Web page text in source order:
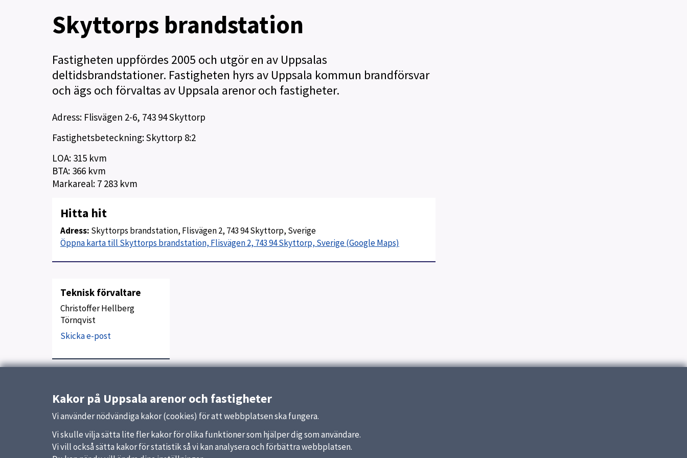
h
e
r
Skyttorps brandstation
Fastigheten uppfördes 2005 och utgör en av Uppsalas
deltidsbrandstationer. Fastigheten hyrs av Uppsala kommun brandförsvar
och ägs och förvaltas av Uppsala arenor och fastigheter.
Adress: Flisvägen 2-6, 743 94 Skyttorp
Fastighetsbeteckning: Skyttorp 8:2
LOA: 315 kvm
BTA: 366 kvm
Markareal: 7 283 kvm
Hitta hit
Adress: Skyttorps brandstation, Flisvägen 2, 743 94 Skyttorp, Sverige
Öppna karta till Skyttorps brandstation, Flisvägen 2, 743 94 Skyttorp, Sverige (Google Maps)
Teknisk förvaltare
Christoffer Hellberg
Törnqvist
Skicka e-post
Kakor på Uppsala arenor och fastigheter
Vi använder nödvändiga kakor (cookies) för att webbplatsen ska fungera.
Vi skulle vilja sätta lite fler kakor för olika funktioner som hjälper dig som användare.
Vi vill också sätta kakor för statistik så vi kan analysera och förbättra webbplatsen.